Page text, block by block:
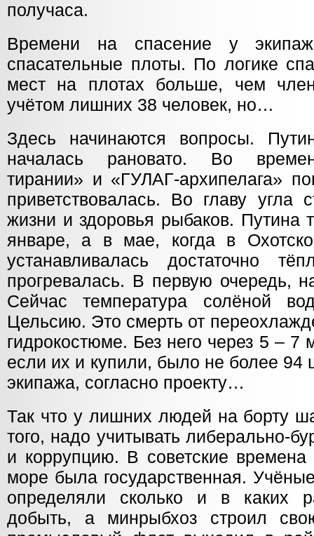
получаса.
Времени на спасение у
спасательные плоты. По логике
мест на плотах больше, чем
учётом лишних 38 человек, но…
Здесь начинаются вопросы.
началась рановато. Во
тирании» и «ГУЛАГ-архипелага»
приветствовалась. Во главу угла
жизни и здоровья рыбаков. Путина
январе, а в мае, когда в
устанавливалась достаточно
прогревалась. В первую очередь,
Сейчас температура солёной
Цельсию. Это смерть от
гидрокостюме. Без него через 5 – 7
если их и купили, было не более 94
экипажа, согласно проекту…
Так что у лишних людей на борту
того, надо учитывать либерально-
и коррупцию. В советские
море была государственная.
определяли сколько и в каких
добыть, а минрыбхоз строил